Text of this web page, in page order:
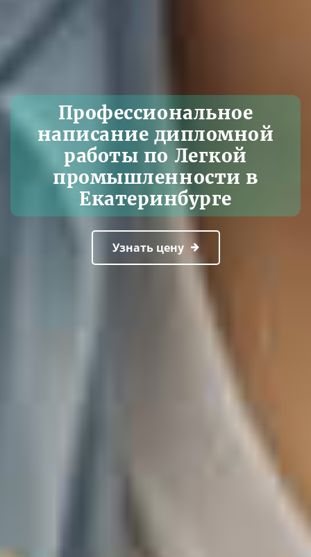
Профессиональное
написание дипломной
работы по Легкой
промышленности в
Екатеринбурге
Узнать цену